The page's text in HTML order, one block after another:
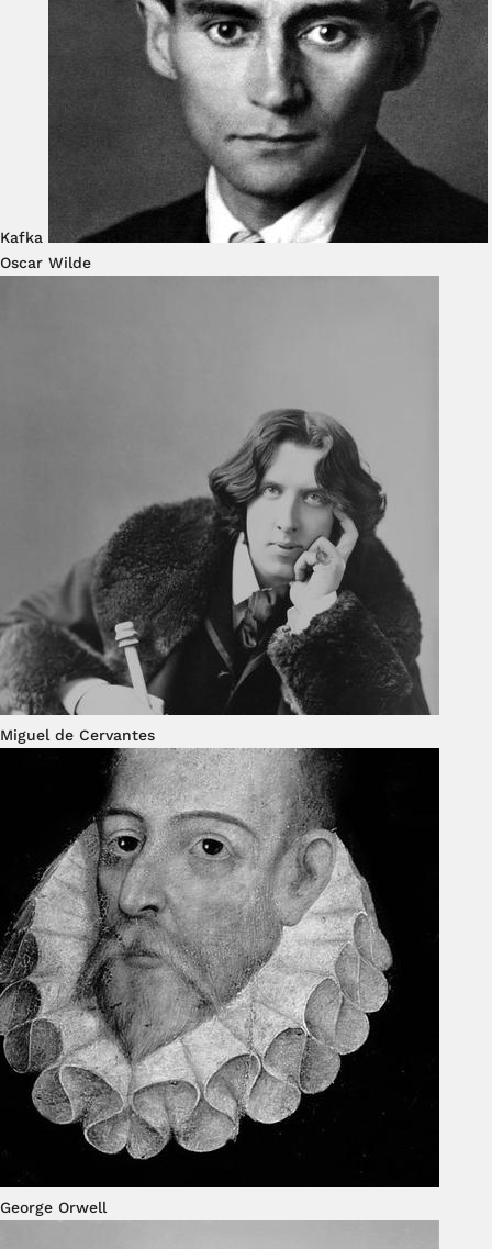
Kafka
Oscar Wilde
Miguel de Cervantes
George Orwell